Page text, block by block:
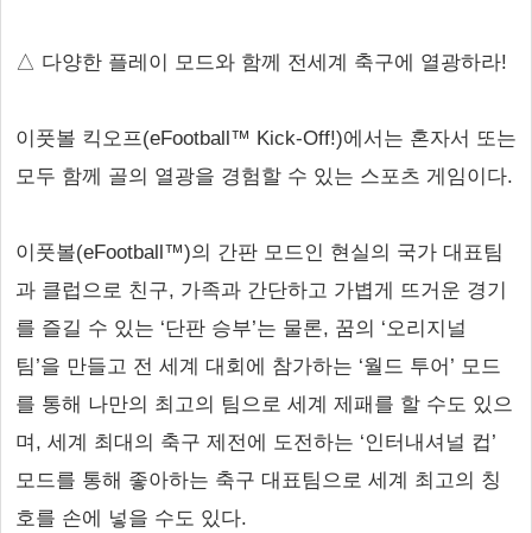
△ 다양한 플레이 모드와 함께 전세계 축구에 열광하라!
이풋볼 킥오프(eFootball™ Kick-Off!)에서는 혼자서 또는
모두 함께 골의 열광을 경험할 수 있는 스포츠 게임이다.
이풋볼(eFootball™)의 간판 모드인 현실의 국가 대표팀
과 클럽으로 친구, 가족과 간단하고 가볍게 뜨거운 경기
를 즐길 수 있는 ‘단판 승부’는 물론, 꿈의 ‘오리지널
팀’을 만들고 전 세계 대회에 참가하는 ‘월드 투어’ 모드
를 통해 나만의 최고의 팀으로 세계 제패를 할 수도 있으
며, 세계 최대의 축구 제전에 도전하는 ‘인터내셔널 컵’
모드를 통해 좋아하는 축구 대표팀으로 세계 최고의 칭
호를 손에 넣을 수도 있다.